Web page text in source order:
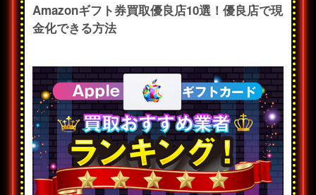
Amazonギフト券買取優良店10選！優良店で現
金化できる方法